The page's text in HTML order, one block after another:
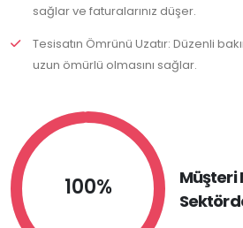
sağlar ve faturalarınız düşer.
Tesisatın Ömrünü Uzatır: Düzenli
uzun ömürlü olmasını sağlar.
100%
Müşteri